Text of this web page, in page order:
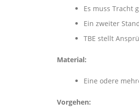
Es muss Tracht
Ein zweiter
TBE stellt
Material:
Eine odere
Vorgehen: